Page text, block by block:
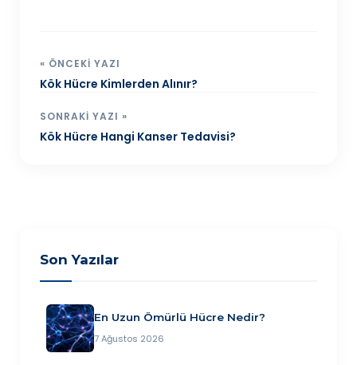
« ÖNCEKI YAZI
Kök Hücre Kimlerden Alınır?
SONRAKI YAZI »
Kök Hücre Hangi Kanser Tedavisi?
Son Yazılar
En Uzun Ömürlü Hücre Nedir?
7 Ağustos 2026